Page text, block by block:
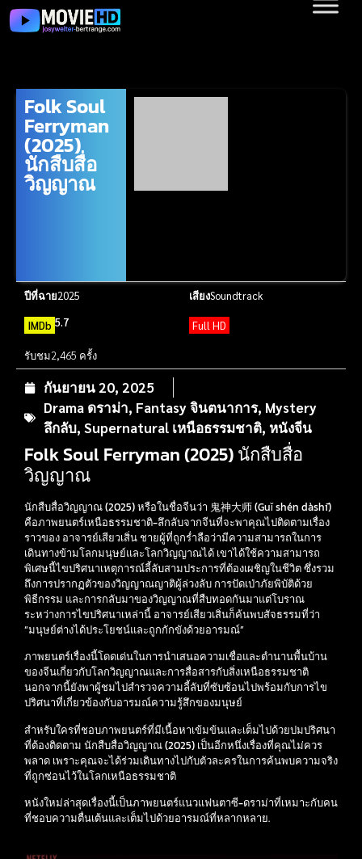
Folk Soul
Ferryman
(2025)
นักสืบสื่อ
วิญญาณ
ปีที่ฉาย2025 เสียงSoundtrack
IMDb 5.7 Full HD
รับชม2,465 ครั้ง
กันยายน 20, 2025
Drama ดราม่า, Fantasy จินตนาการ, Mystery
ลึกลับ, Supernatural เหนือธรรมชาติ, หนังจีน
Folk Soul Ferryman (2025) นักสืบสื่อ
วิญญาณ
นักสืบสื่อวิญญาณ (2025) หรือในชื่อจีนว่า 鬼神大师 (Guǐ shén dàshī)
คือภาพยนตร์เหนือธรรมชาติ-ลึกลับจากจีนที่จะพาคุณไปติดตามเรื่อง
ราวของ อาจารย์เสียวเสิ่น ชายผู้ที่ถูกร่ำลือว่ามีความสามารถในการ
เดินทางข้ามโลกมนุษย์และโลกวิญญาณได้ เขาได้ใช้ความสามารถ
พิเศษนี้ไขปริศนาเหตุการณ์ลี้ลับสามประการที่ต้องเผชิญในชีวิต ซึ่งรวม
ถึงการปรากฏตัวของวิญญาณญาติผู้ล่วงลับ การปัดเป่าภัยพิบัติด้วย
พิธีกรรม และการกลับมาของวิญญาณที่สืบทอดกันมาแต่โบราณ
ระหว่างการไขปริศนาเหล่านี้ อาจารย์เสียวเสิ่นก็ค้นพบสัจธรรมที่ว่า
“มนุษย์ต่างได้ประโยชน์และถูกกักขังด้วยอารมณ์”
ภาพยนตร์เรื่องนี้โดดเด่นในการนำเสนอความเชื่อและตำนานพื้นบ้าน
ของจีนเกี่ยวกับโลกวิญญาณและการสื่อสารกับสิ่งเหนือธรรมชาติ
นอกจากนี้ยังพาผู้ชมไปสำรวจความลี้ลับที่ซับซ้อนไปพร้อมกับการไข
ปริศนาที่เกี่ยวข้องกับอารมณ์ความรู้สึกของมนุษย์
สำหรับใครที่ชอบภาพยนตร์ที่มีเนื้อหาเข้มข้นและเต็มไปด้วยปมปริศนา
ที่ต้องติดตาม นักสืบสื่อวิญญาณ (2025) เป็นอีกหนึ่งเรื่องที่คุณไม่ควร
พลาด เพราะคุณจะได้ร่วมเดินทางไปกับตัวละครในการค้นพบความจริง
ที่ถูกซ่อนไว้ในโลกเหนือธรรมชาติ
หนังใหม่ล่าสุดเรื่องนี้เป็นภาพยนตร์แนวแฟนตาซี-ดราม่าที่เหมาะกับคน
ที่ชอบความตื่นเต้นและเต็มไปด้วยอารมณ์ที่หลากหลาย.